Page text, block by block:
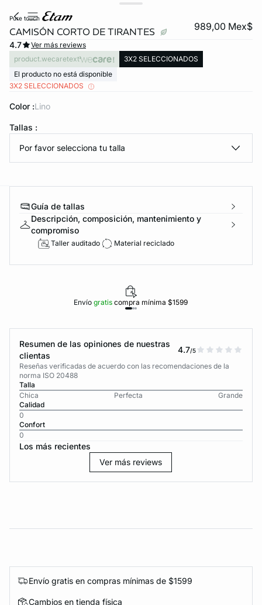
DE PANTIES
pure touch
CAMISÓN CORTO DE TIRANTES 989,00 Mex$
4.7
Ver más reviews
product.wecaretext
3X2 SELECCIONADOS
El producto no está disponible
3X2 SELECCIONADOS
Color : lino
Tallas :
Por favor selecciona tu talla
Guía de tallas
Descripción, composición, mantenimiento y
compromiso
Taller auditado Material reciclado
Envíogratiscompra mínima $1599
Resumen de las opiniones de nuestras
clientas
4.7/5
Reseñas verificadas de acuerdo con las recomendaciones de la
norma ISO 20488
Talla
Chica
Perfecta
Grande
Calidad
0
Confort
0
Los más recientes
Ver más reviews
Envío gratis en compras mínimas de $1599
Cambios en tienda física